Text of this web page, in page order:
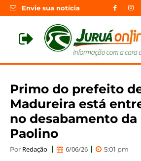
Envie sua notícia
Primo do prefeito
Madureira está
no desabamento
Paolino
Por Redação 6/06/26 5:01 pm